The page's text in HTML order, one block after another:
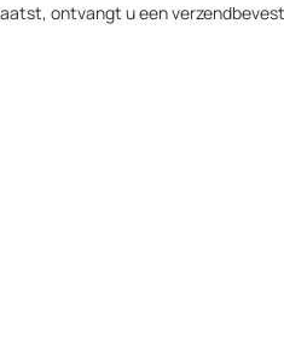
ontvangt u een